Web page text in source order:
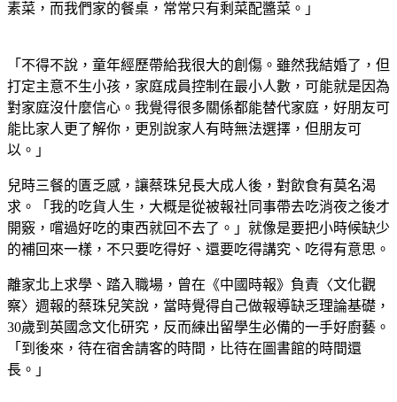
素菜，而我們家的餐桌，常常只有剩菜配醬菜。」
「不得不說，童年經歷帶給我很大的創傷。雖然我結婚了，但
打定主意不生小孩，家庭成員控制在最小人數，可能就是因為
對家庭沒什麼信心。我覺得很多關係都能替代家庭，好朋友可
能比家人更了解你，更別說家人有時無法選擇，但朋友可
以。」
兒時三餐的匱乏感，讓蔡珠兒長大成人後，對飲食有莫名渴
求。「我的吃貨人生，大概是從被報社同事帶去吃消夜之後才
開竅，嚐過好吃的東西就回不去了。」就像是要把小時候缺少
的補回來一樣，不只要吃得好、還要吃得講究、吃得有意思。
離家北上求學、踏入職場，曾在《中國時報》負責〈文化觀
察〉週報的蔡珠兒笑說，當時覺得自己做報導缺乏理論基礎，
30歲到英國念文化研究，反而練出留學生必備的一手好廚藝。
「到後來，待在宿舍請客的時間，比待在圖書館的時間還
長。」